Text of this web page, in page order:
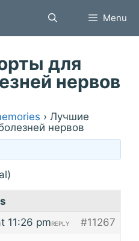
Menu
для
нервов
› Лучшие
нервов
11:26 pm
#11267
REPLY